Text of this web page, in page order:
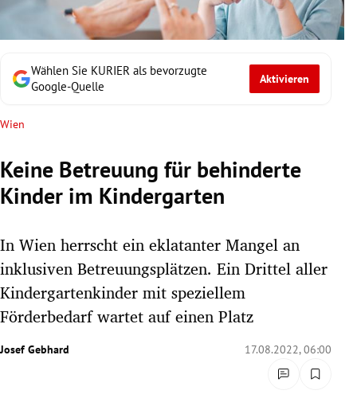
Untermenü
Untermenü
Untermenü
Untermenü
Untermenü
Untermenü
Untermenü
Untermenü
Wählen Sie KURIER als bevorzugte
Google-Quelle
Aktivieren
Wien
Keine Betreuung für behinderte
Kinder im Kindergarten
In Wien herrscht ein eklatanter Mangel an
inklusiven Betreuungsplätzen. Ein Drittel aller
Kindergartenkinder mit speziellem
Förderbedarf wartet auf einen Platz
Josef Gebhard 17.08.2022, 06:00